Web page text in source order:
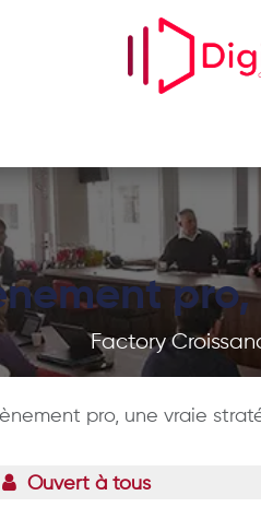
Factory
pro, une vraie
Ouvert à tous